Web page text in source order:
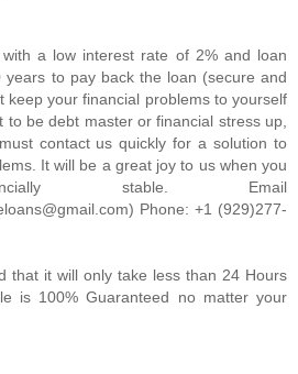
a low interest rate of 2% and loan
to pay back the loan (secure and
keep your financial problems to yourself
to be debt master or financial stress up,
contact us quickly for a solution to
It will be a great joy to us when you
stable. Email
Phone: +1 (929)277-
that it will only take less than 24 Hours
is 100% Guaranteed no matter your